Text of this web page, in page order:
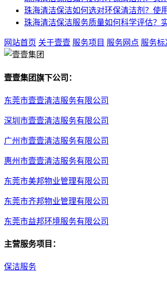
珠海清洁保洁如何选对环保清洁剂？使
珠海清洁保洁服务质量如何科学评估？
网站首页 关于壹壹 服务项目 服务网点 服务标
壹壹集团旗下公司：
东莞市壹壹清洁服务有限公司
深圳市壹壹清洁服务有限公司
广州市壹壹清洁服务有限公司
惠州市壹壹清洁服务有限公司
东莞市美邦物业管理有限公司
东莞市齐邦物业管理有限公司
东莞市益邦环境服务有限公司
主营服务项目：
保洁服务